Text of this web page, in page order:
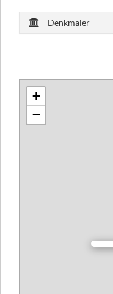
Denkmäler
+
−